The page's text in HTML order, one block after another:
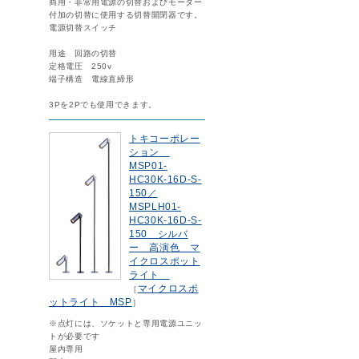
商用・非常用電源の切替およびモーター
付加の切替に使用する切替開閉器です。
電源切替スイッチ
用途 回路の切替
定格電圧 250v
端子構造 電線直締形
3Pを2Pでも使用できます。
トキコーポレー
ション
MSP01-
HC30K-16D-S-
150／
MSPLH01-
HC30K-16D-S-
150 シルバ
ー 高演色 マ
イクロスポット
ライト
［ マイクロスポ
ットライト MSP］
※点灯には、ソケットと専用電源ユニッ
トが必要です
屋内専用